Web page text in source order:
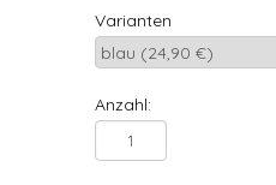
Varianten
Anzahl: